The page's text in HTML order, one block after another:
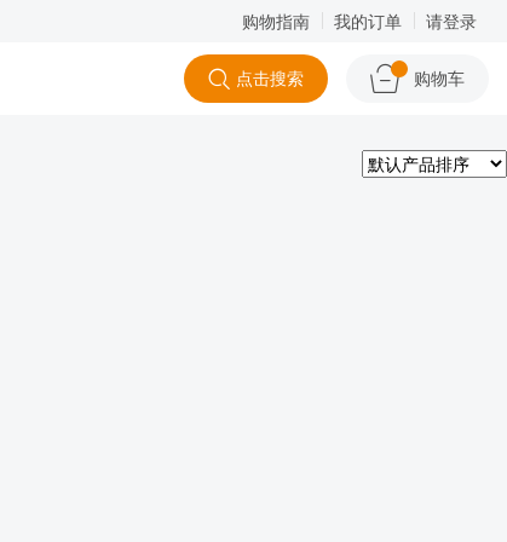
购物指南 我的订单 请登录
点击搜索 购物车